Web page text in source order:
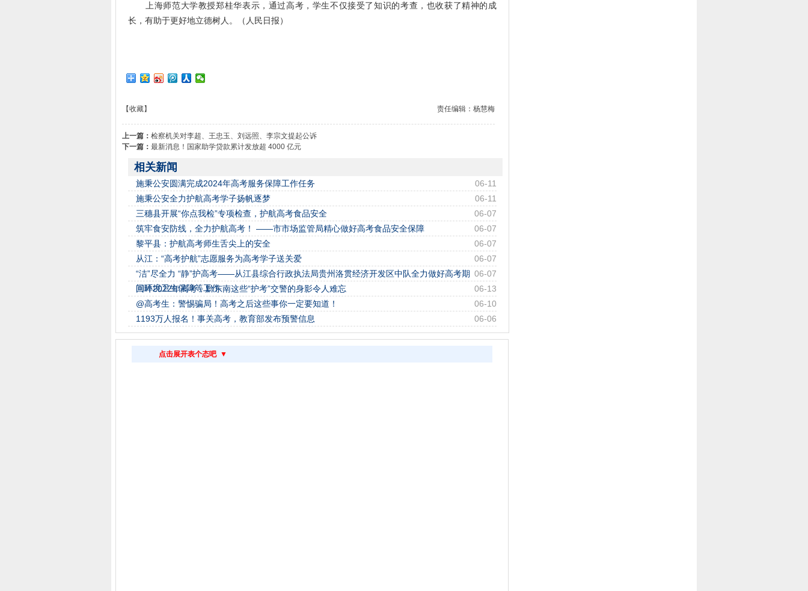
上海师范大学教授郑桂华表示，通过高考，学生不仅接受了知识的考查，也收获了精神的成
长，有助于更好地立德树人。（人民日报）
责任编辑：杨慧梅
【收藏】
上一篇： 检察机关对李超、王忠玉、刘远照、李宗文提起公诉
下一篇： 最新消息！国家助学贷款累计发放超 4000 亿元
相关新闻
06-11
施秉公安圆满完成2024年高考服务保障工作任务
06-11
施秉公安全力护航高考学子扬帆逐梦
06-07
三穗县开展“你点我检”专项检查，护航高考食品安全
06-07
筑牢食安防线，全力护航高考！ ——市市场监管局精心做好高考食品安全保障
06-07
黎平县：护航高考师生舌尖上的安全
06-07
从江：“高考护航”志愿服务为高考学子送关爱
06-07
“洁”尽全力 “静”护高考——从江县综合行政执法局贵州洛贯经济开发区中队全力做好高考期
间环境卫生保障等工作
06-13
回眸2022年高考，黔东南这些“护考”交警的身影令人难忘
06-10
@高考生：警惕骗局！高考之后这些事你一定要知道！
06-06
1193万人报名！事关高考，教育部发布预警信息
点击展开表个态吧 ▼